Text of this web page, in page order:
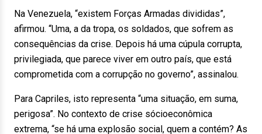
Na Venezuela, “existem Forças Armadas divididas”,
afirmou. “Uma, a da tropa, os soldados, que sofrem as
consequências da crise. Depois há uma cúpula corrupta,
privilegiada, que parece viver em outro país, que está
comprometida com a corrupção no governo”, assinalou.
Para Capriles, isto representa “uma situação, em suma,
perigosa”. No contexto de crise sócioeconômica
extrema, “se há uma explosão social, quem a contém? As